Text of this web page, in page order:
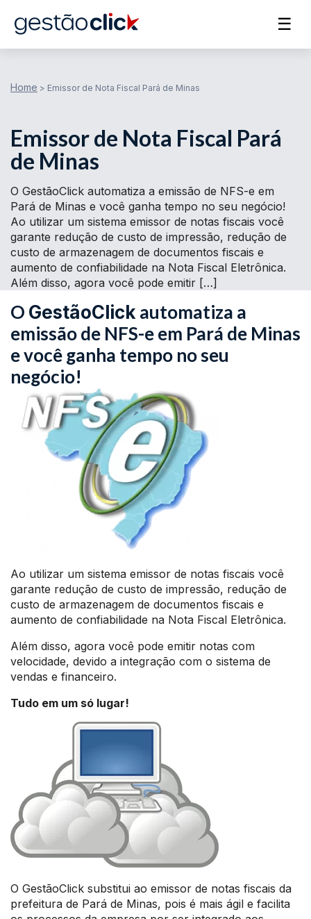
☰
Home > Emissor de Nota Fiscal Pará de Minas
Emissor de Nota Fiscal Pará
de Minas
O GestãoClick automatiza a emissão de NFS-e em
Pará de Minas e você ganha tempo no seu negócio!
Ao utilizar um sistema emissor de notas fiscais você
garante redução de custo de impressão, redução de
custo de armazenagem de documentos fiscais e
aumento de confiabilidade na Nota Fiscal Eletrônica.
Além disso, agora você pode emitir […]
O GestãoClick automatiza a
emissão de NFS-e em Pará de Minas
e você ganha tempo no seu
negócio!
Ao utilizar um sistema emissor de notas fiscais você
garante redução de custo de impressão, redução de
custo de armazenagem de documentos fiscais e
aumento de confiabilidade na Nota Fiscal Eletrônica.
Além disso, agora você pode emitir notas com
velocidade, devido a integração com o sistema de
vendas e financeiro.
Tudo em um só lugar!
O GestãoClick substitui ao emissor de notas fiscais da
prefeitura de Pará de Minas, pois é mais ágil e facilita